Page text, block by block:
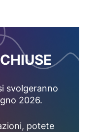
svolgeranno
2026.
potete